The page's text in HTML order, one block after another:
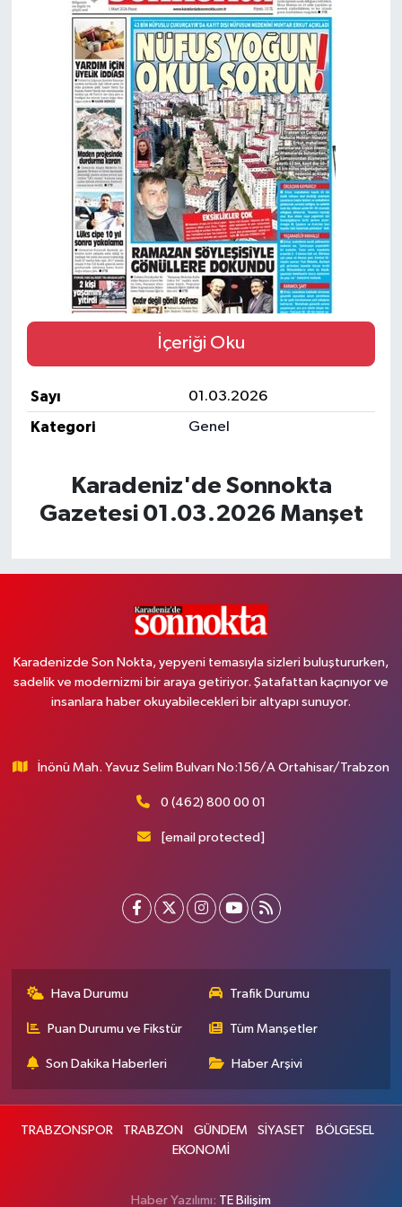
İçeriği Oku
Sayı
01.03.2026
Kategori
Genel
Karadeniz'de Sonnokta
Gazetesi 01.03.2026 Manşet
Karadenizde Son Nokta, yepyeni temasıyla sizleri buluştururken,
sadelik ve modernizmi bir araya getiriyor. Şatafattan kaçınıyor ve
insanlara haber okuyabilecekleri bir altyapı sunuyor.
İnönü Mah. Yavuz Selim Bulvarı No:156/A Ortahisar/Trabzon
0 (462) 800 00 01
[email protected]
Hava Durumu Trafik Durumu
Puan Durumu ve Fikstür Tüm Manşetler
Son Dakika Haberleri Haber Arşivi
TRABZONSPOR TRABZON GÜNDEM SİYASET
BÖLGESEL
EKONOMİ
Haber Yazılımı: TE Bilişim
SİYASET
Teknoloji
TRABZON
TRABZONSPOR
Yaşam